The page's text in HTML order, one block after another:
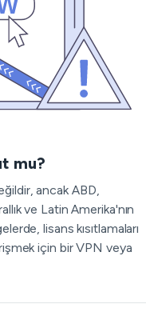
mu?
ancak ABD,
ve Latin Amerika'nın
lisans kısıtlamaları
için bir VPN veya